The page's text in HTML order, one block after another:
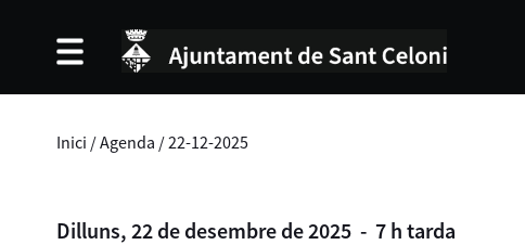
Inici /Agenda /22-12-2025
Dilluns, 22 de desembre de2025 - 7 h tarda